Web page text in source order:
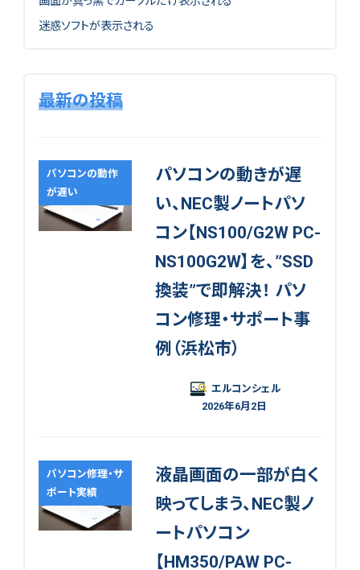
迷惑ソフトが表示される
最新の投稿
パソコンの動作
が遅い
パソコンの動きが遅
い、NEC製ノートパソ
コン【NS100/G2W PC-
NS100G2W】を、”SSD
換装”で即解決！ パソ
コン修理・サポート事
例（浜松市）
エルコンシェル
2026年6月2日
パソコン修理・サ
ポート実績
液晶画面の一部が白く
映ってしまう、NEC製ノ
ートパソコン
【HM350/PAW PC-